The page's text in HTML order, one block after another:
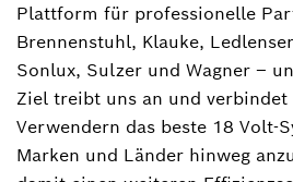
Plattform für professionelle
Brennenstuhl, Klauke,
Sonlux, Sulzer und Wagner ‒
Ziel treibt uns an und
Verwendern das beste 18 Volt-
Marken und Länder hinweg